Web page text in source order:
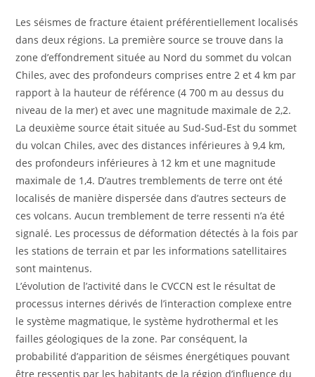
Les séismes de fracture étaient préférentiellement localisés
dans deux régions. La première source se trouve dans la
zone d’effondrement située au Nord du sommet du volcan
Chiles, avec des profondeurs comprises entre 2 et 4 km par
rapport à la hauteur de référence (4 700 m au dessus du
niveau de la mer) et avec une magnitude maximale de 2,2.
La deuxième source était située au Sud-Sud-Est du sommet
du volcan Chiles, avec des distances inférieures à 9,4 km,
des profondeurs inférieures à 12 km et une magnitude
maximale de 1,4. D’autres tremblements de terre ont été
localisés de manière dispersée dans d’autres secteurs de
ces volcans. Aucun tremblement de terre ressenti n’a été
signalé. Les processus de déformation détectés à la fois par
les stations de terrain et par les informations satellitaires
sont maintenus.
L’évolution de l’activité dans le CVCCN est le résultat de
processus internes dérivés de l’interaction complexe entre
le système magmatique, le système hydrothermal et les
failles géologiques de la zone. Par conséquent, la
probabilité d’apparition de séismes énergétiques pouvant
être ressentis par les habitants de la région d’influence du